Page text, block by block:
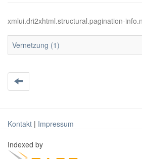
xmlui.dri2xhtml.structural.pagination-
Vernetzung (1)
Kontakt | Impressum
Indexed by